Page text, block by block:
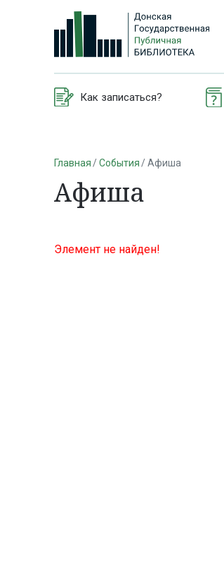
Как записаться?
Главная События Афиша
Афиша
Элемент не найден!